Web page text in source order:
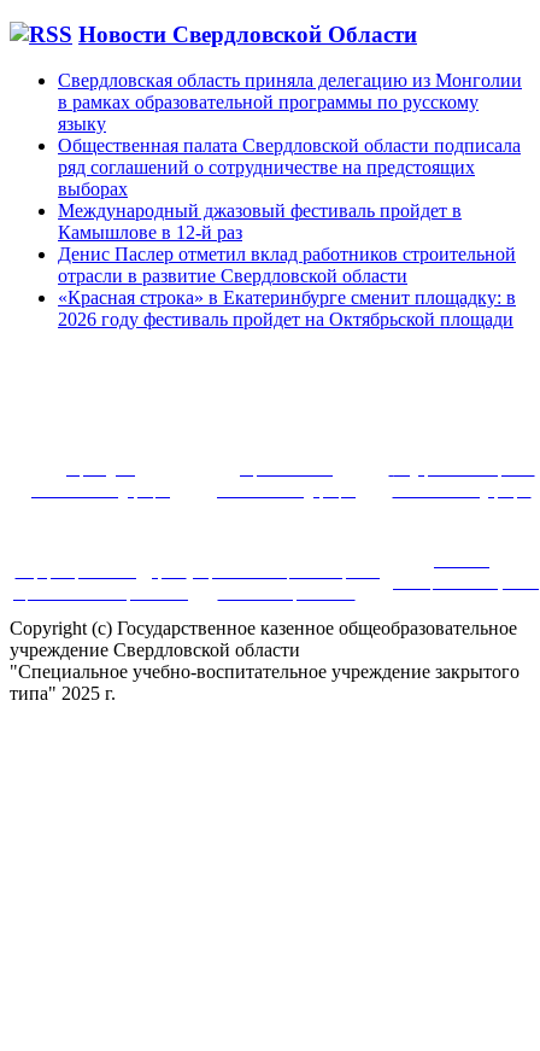
Новости Свердловской Области
Свердловская область приняла делегацию из Монголии
в рамках образовательной программы по русскому
языку
Общественная палата Свердловской области подписала
ряд соглашений о сотрудничестве на предстоящих
выборах
Международный джазовый фестиваль пройдет в
Камышлове в 12-й раз
Денис Паслер отметил вклад работников строительной
отрасли в развитие Свердловской области
«Красная строка» в Екатеринбурге сменит площадку: в
2026 году фестиваль пройдет на Октябрьской площади
Copyright (c) Государственное казенное общеобразовательное
учреждение Свердловской области
"Специальное учебно-воспитательное учреждение закрытого
типа" 2025 г.